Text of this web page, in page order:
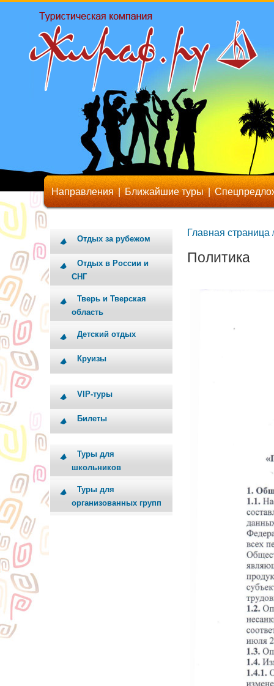
Направления | Ближайшие туры |
Отдых за рубежом
Отдых в России и
СНГ
Тверь и Тверская
область
Детский отдых
Круизы
VIP-туры
Билеты
Туры для
школьников
Туры для
организованных групп
Главная страница /
Политика